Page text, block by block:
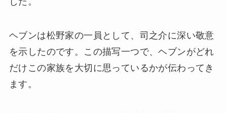
ヘブンは松野家の一員として、司之介に深い敬意
を示したのです。この描写一つで、ヘブンがどれ
だけこの家族を大切に思っているかが伝わってき
ます。